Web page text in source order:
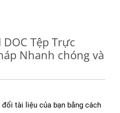
Tệp Trực
Nhanh chóng và
tài liệu của bạn bằng cách